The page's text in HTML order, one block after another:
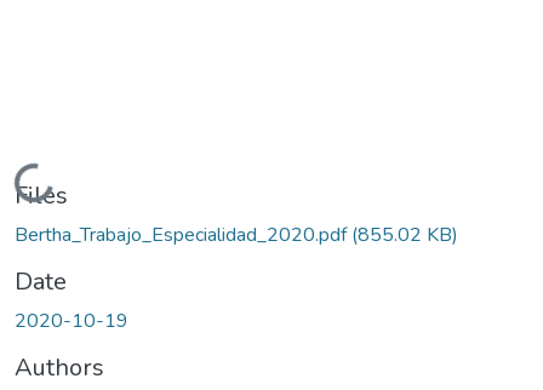
Loading...
Files
Bertha_Trabajo_Especialidad_2020.pdf(855.02 KB)
Date
2020-10-19
Authors